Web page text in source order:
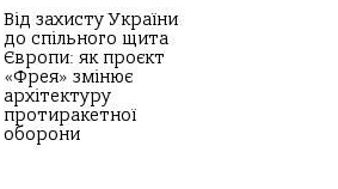
Від захисту України
до спільного щита
Європи: як проєкт
«Фрея» змінює
архітектуру
протиракетної
оборони